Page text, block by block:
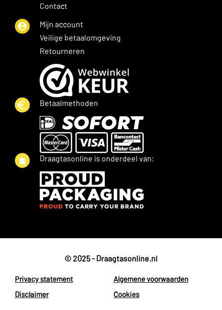
Contact
Mijn account
Veilige betaalomgeving
Retourneren
Betaalmethoden
Draagtasonline is onderdeel van:
© 2025 - Draagtasonline.nl
Privacy statement
Algemene voorwaarden
Disclaimer
Cookies